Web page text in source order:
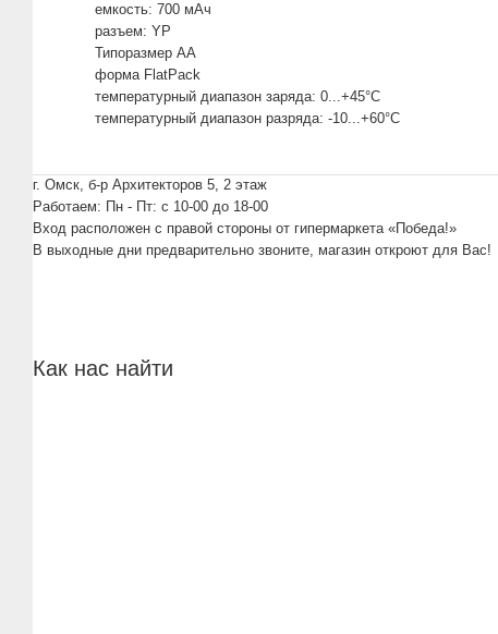
емкость: 700 мАч
разъем: YP
Типоразмер AA
форма FlatPack
температурный диапазон заряда: 0...+45°C
температурный диапазон разряда: -10...+60°C
г. Омск, б-р Архитекторов 5, 2 этаж
Работаем: Пн - Пт: c 10-00 до 18-00
Вход расположен с правой стороны от гипермаркета «Победа!»
В выходные дни предварительно звоните, магазин откроют для Вас!
Как нас найти